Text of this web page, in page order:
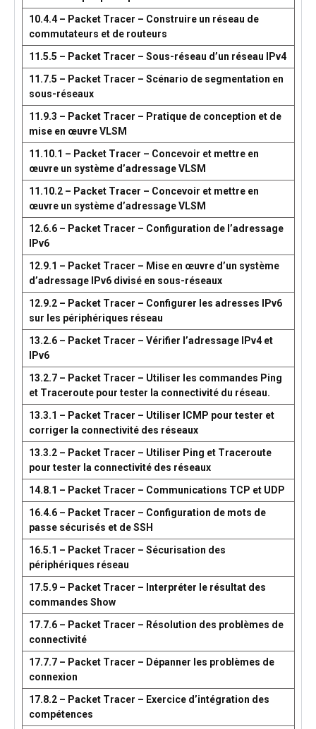
10.4.4 – Packet Tracer – Construire un réseau de
commutateurs et de routeurs
11.5.5 – Packet Tracer – Sous-réseau d’un réseau IPv4
11.7.5 – Packet Tracer – Scénario de segmentation en
sous-réseaux
11.9.3 – Packet Tracer – Pratique de conception et de
mise en œuvre VLSM
11.10.1 – Packet Tracer – Concevoir et mettre en
œuvre un système d’adressage VLSM
11.10.2 – Packet Tracer – Concevoir et mettre en
œuvre un système d’adressage VLSM
12.6.6 – Packet Tracer – Configuration de l’adressage
IPv6
12.9.1 – Packet Tracer – Mise en œuvre d’un système
d’adressage IPv6 divisé en sous-réseaux
12.9.2 – Packet Tracer – Configurer les adresses IPv6
sur les périphériques réseau
13.2.6 – Packet Tracer – Vérifier l’adressage IPv4 et
IPv6
13.2.7 – Packet Tracer – Utiliser les commandes Ping
et Traceroute pour tester la connectivité du réseau.
13.3.1 – Packet Tracer – Utiliser ICMP pour tester et
corriger la connectivité des réseaux
13.3.2 – Packet Tracer – Utiliser Ping et Traceroute
pour tester la connectivité des réseaux
14.8.1 – Packet Tracer – Communications TCP et UDP
16.4.6 – Packet Tracer – Configuration de mots de
passe sécurisés et de SSH
16.5.1 – Packet Tracer – Sécurisation des
périphériques réseau
17.5.9 – Packet Tracer – Interpréter le résultat des
commandes Show
17.7.6 – Packet Tracer – Résolution des problèmes de
connectivité
17.7.7 – Packet Tracer – Dépanner les problèmes de
connexion
17.8.2 – Packet Tracer – Exercice d’intégration des
compétences